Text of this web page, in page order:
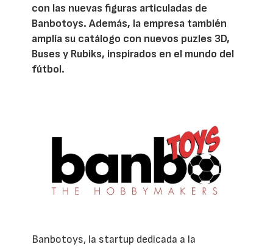
con las nuevas figuras articuladas de
Banbotoys. Además, la empresa también
amplía su catálogo con nuevos puzles 3D,
Buses y Rubiks, inspirados en el mundo del
fútbol.
Banbotoys, la startup dedicada a la